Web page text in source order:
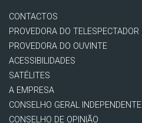
CONTACTOS
PROVEDORA DO TELESPECTADOR
PROVEDORA DO OUVINTE
ACESSIBILIDADES
SATÉLITES
A EMPRESA
CONSELHO GERAL INDEPENDENTE
CONSELHO DE OPINIÃO